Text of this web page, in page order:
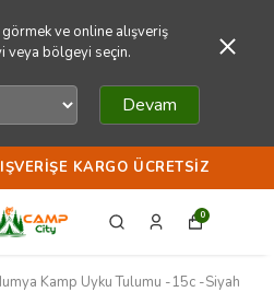
ve online alışveriş
veya bölgeyi seçin.
Devam
KARGO ÜCRETSIZ
0
Kamp Uyku Tulumu -15c -Siyah